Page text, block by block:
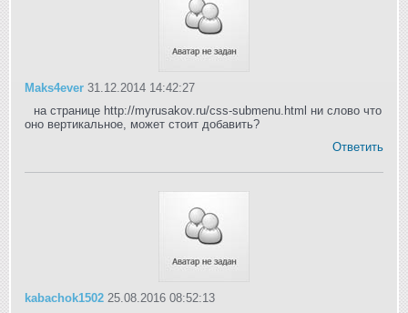
Maks4ever 31.12.2014 14:42:27
на странице http://myrusakov.ru/css-submenu.html ни слово что
оно вертикальное, может стоит добавить?
Ответить
kabachok1502 25.08.2016 08:52:13